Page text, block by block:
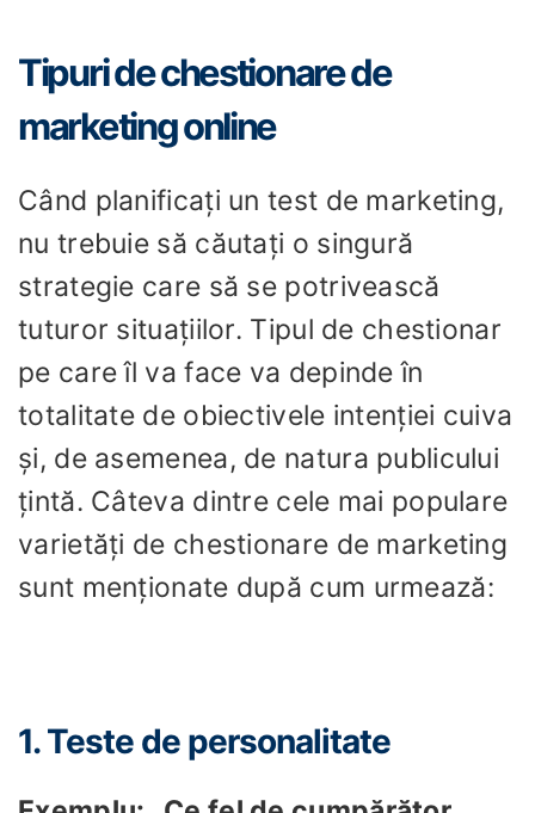
Tipuri de chestionare de
marketing online
Când planificați un test de marketing,
nu trebuie să căutați o singură
strategie care să se potrivească
tuturor situațiilor. Tipul de chestionar
pe care îl va face va depinde în
totalitate de obiectivele intenției cuiva
și, de asemenea, de natura publicului
țintă. Câteva dintre cele mai populare
varietăți de chestionare de marketing
sunt menționate după cum urmează:
1. Teste de personalitate